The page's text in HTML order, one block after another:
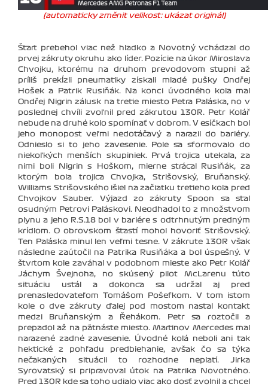
(automaticky změnit velikost: ukázat originál)
Štart prebehol viac než hladko a Novotný vchádzal do
prvej zákruty okruhu ako líder. Pozície na úkor Miroslava
Chvojku, ktorému na druhom prevodovom stupni až
príliš prekĺzli pneumatiky získali mladé pušky Ondřej
Hošek a Patrik Rusiňák. Na konci úvodného kola mal
Ondřej Nigrin zálusk na tretie miesto Petra Paláska, no v
poslednej chvíli zvoľnil pred zákrutou 130R. Petr Kolář
nebude na druhé kolo spomínať v dobrom. V esíčkach bol
jeho monopost veľmi nedotáčavý a narazil do bariéry.
Odnieslo si to jeho zavesenie. Pole sa sformovalo do
niekoľkých menších skupiniek. Prvá trojica utekala, za
nimi boli Nigrin s Hoškom, mierne strácal Rusiňák, za
ktorým bola trojica Chvojka, Strišovský, Bruňanský.
Williams Strišovského išiel na začiatku tretieho kola pred
Chvojkov Sauber. Výjazd zo zákruty Spoon sa stal
osudným Petrovi Paláskovi. Neodhadol to z množstvom
plynu a jeho R.S.18 bol v bariére s odtrhnutým predným
krídlom. O obrovskom šťastí mohol hovoriť Strišovský.
Ten Paláska minul len veľmi tesne. V zákrute 130R však
následne zaútočil na Patrika Rusiňáka a bol úspešný. V
štvrtom kole zaváhal v podobnom mieste ako Petr Kolář
Jáchym Švejnoha, no skúsený pilot McLarenu túto
situáciu ustál a dokonca sa udržal aj pred
prenasledovateľom Tomášom Pošefkom. V tom istom
kole o dve zákruty ďalej pod mostom nastal kontakt
medzi Bruňanským a Řehákom. Petr sa roztočil a
prepadol až na pätnáste miesto. Martinov Mercedes mal
narazené zadné zavesenie. Úvodné kolá neboli ani tak
hektické z pohľadu predbiehanie, avšak čo sa týka
nečakaných situácii to rozhodne neplatí. Jirka
Syrovatský si pripravoval útok na Patrika Novotného.
Pred 130R kde sa toho udialo viac ako dosť zvolnil a chcel